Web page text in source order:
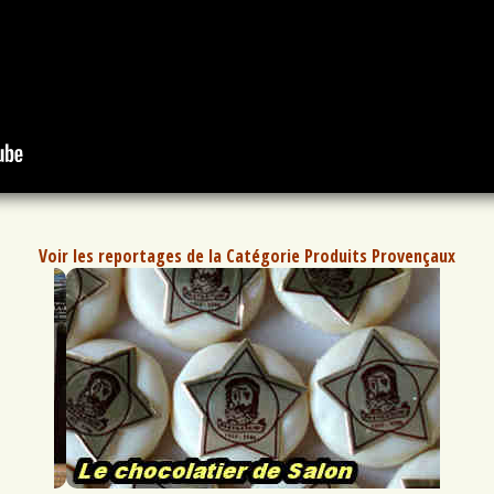
Voir les reportages de la Catégorie Produits Provençaux